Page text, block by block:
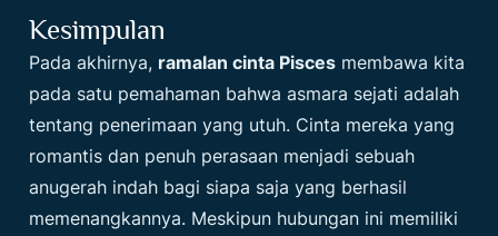
Kesimpulan
Pada akhirnya, ramalan cinta Pisces membawa kita
pada satu pemahaman bahwa asmara sejati adalah
tentang penerimaan yang utuh. Cinta mereka yang
romantis dan penuh perasaan menjadi sebuah
anugerah indah bagi siapa saja yang berhasil
memenangkannya. Meskipun hubungan ini memiliki